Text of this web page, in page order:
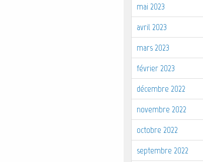
mai 2023
avril 2023
mars 2023
février 2023
décembre 2022
novembre 2022
octobre 2022
septembre 2022